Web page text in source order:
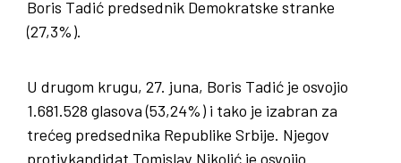
Boris Tadić predsednik Demokratske stranke
(27,3%).
U drugom krugu, 27. juna, Boris Tadić je osvojio
1.681.528 glasova (53,24%) i tako je izabran za
trećeg predsednika Republike Srbije. Njegov
protivkandidat Tomislav Nikolić je osvojio